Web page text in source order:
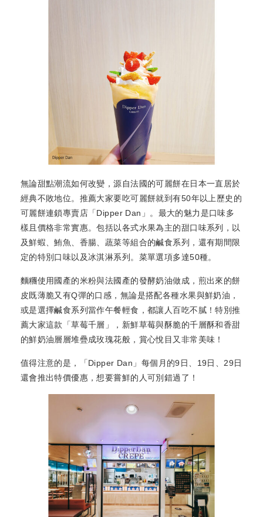
無論甜點潮流如何改變，源自法國的可麗餅在日本一直居於
經典不敗地位。推薦大家要吃可麗餅就到有50年以上歷史的
可麗餅連鎖專賣店「Dipper Dan」。最大的魅力是口味多
樣且價格非常實惠。包括以各式水果為主的甜口味系列，以
及鮮蝦、鮪魚、香腸、蔬菜等組合的鹹食系列，還有期間限
定的特別口味以及冰淇淋系列。菜單選項多達50種。
麵糰使用國產的米粉與法國產的發酵奶油做成，煎出來的餅
皮既薄脆又有Q彈的口感，無論是搭配各種水果與鮮奶油，
或是選擇鹹食系列當作午餐輕食，都讓人百吃不膩！特別推
薦大家這款「草莓千層」，新鮮草莓與酥脆的千層酥和香甜
的鮮奶油層層堆疊成玫瑰花般，賞心悅目又非常美味！
值得注意的是，「Dipper Dan」每個月的9日、19日、29日
還會推出特價優惠，想要嘗鮮的人可別錯過了！